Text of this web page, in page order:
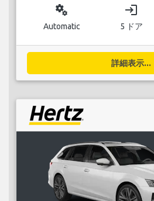
miscellaneous_services
Automatic
login
5 ドア
詳細表示...